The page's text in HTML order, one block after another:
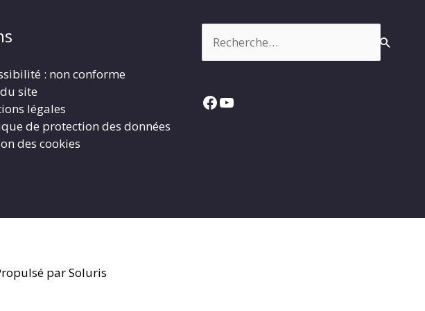
: non conforme
site
légales
de protection des données
des cookies
Facebook
YouTube
par Soluris